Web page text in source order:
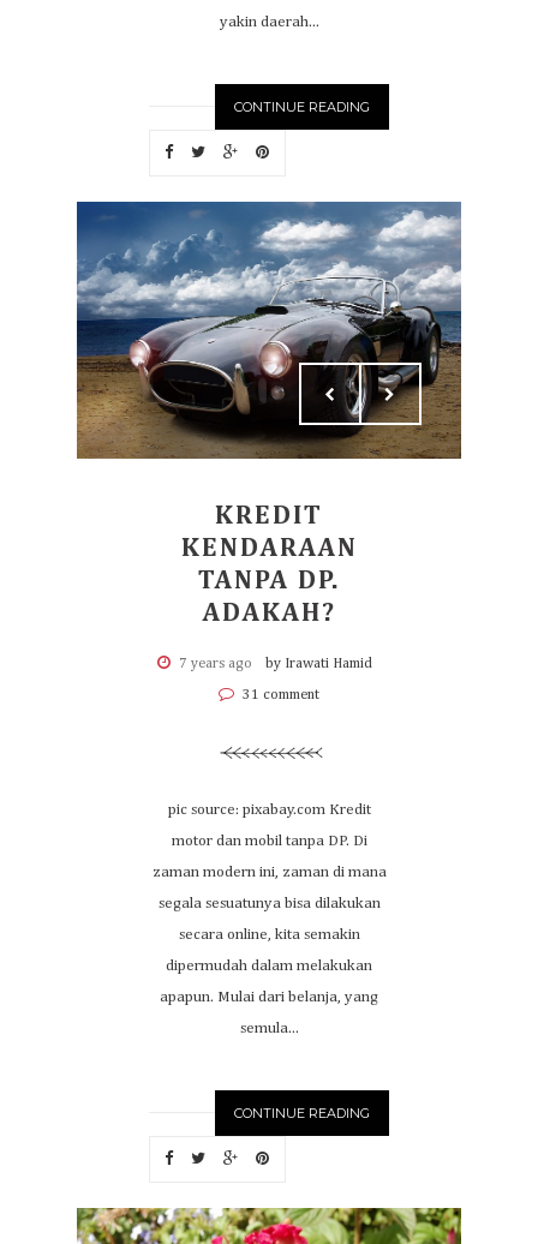
yakin daerah...
CONTINUE READING
KREDIT
KENDARAAN
TANPA DP.
ADAKAH?
7 years ago by Irawati Hamid
31 comment
pic source: pixabay.com Kredit
motor dan mobil tanpa DP. Di
zaman modern ini, zaman di mana
segala sesuatunya bisa dilakukan
secara online, kita semakin
dipermudah dalam melakukan
apapun. Mulai dari belanja, yang
semula...
CONTINUE READING